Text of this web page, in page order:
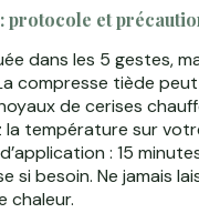
protocole et
dans les 5 gestes,
compresse tiède
de cerises
température sur
: 15
si besoin. Ne jamais
chaleur.